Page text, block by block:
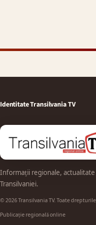
Identitate Transilvania TV
Informații regionale,
Transilvaniei.
© 2026 Transilvania TV. Toate
Publicație regională online